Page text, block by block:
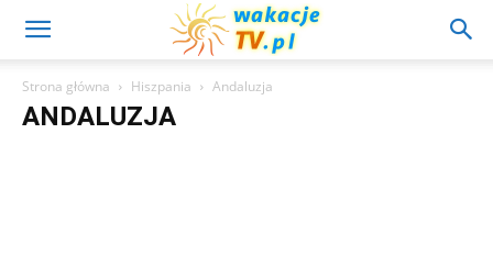
Strona główna Hiszpania Andaluzja
ANDALUZJA